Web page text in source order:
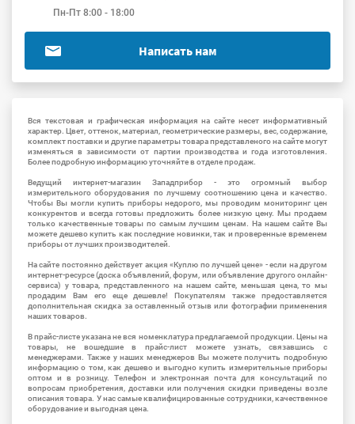
Пн-Пт 8:00 - 18:00
Написать нам
Вся текстовая и графическая информация на сайте несет информативный
характер. Цвет, оттенок, материал, геометрические размеры, вес, содержание,
комплект поставки и другие параметры товара представленого на сайте могут
изменяться в зависимости от партии производства и года изготовления.
Более подробную информацию уточняйте в отделе продаж.
Ведущий интернет-магазин Западприбор - это огромный выбор
измерительного оборудования по лучшему соотношению цена и качество.
Чтобы Вы могли купить приборы недорого, мы проводим мониторинг цен
конкурентов и всегда готовы предложить более низкую цену. Мы продаем
только качественные товары по самым лучшим ценам. На нашем сайте Вы
можете дешево купить как последние новинки, так и проверенные временем
приборы от лучших производителей.
На сайте постоянно действует акция «Куплю по лучшей цене» - если на другом
интернет-ресурсе (доска объявлений, форум, или объявление другого онлайн-
сервиса) у товара, представленного на нашем сайте, меньшая цена, то мы
продадим Вам его еще дешевле! Покупателям также предоставляется
дополнительная скидка за оставленный отзыв или фотографии применения
наших товаров.
В прайс-листе указана не вся номенклатура предлагаемой продукции. Цены на
товары, не вошедшие в прайс-лист можете узнать, связавшись с
менеджерами. Также у наших менеджеров Вы можете получить подробную
информацию о том, как дешево и выгодно купить измерительные приборы
оптом и в розницу. Телефон и электронная почта для консультаций по
вопросам приобретения, доставки или получения скидки приведены возле
описания товара. У нас самые квалифицированные сотрудники, качественное
оборудование и выгодная цена.